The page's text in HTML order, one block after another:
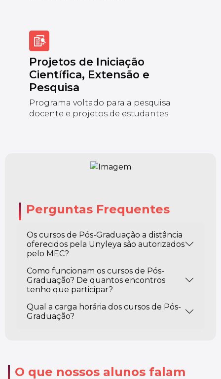
Projetos de Iniciação
Científica, Extensão e
Pesquisa
Programa voltado para a pesquisa
docente e projetos de estudantes.
Perguntas Frequentes
Os cursos de Pós-Graduação a distância
oferecidos pela Unyleya são autorizados
pelo MEC?
Como funcionam os cursos de Pós-
Graduação? De quantos encontros
tenho que participar?
Qual a carga horária dos cursos de Pós-
Graduação?
O que nossos alunos falam